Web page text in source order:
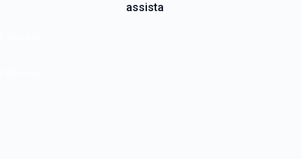
assista